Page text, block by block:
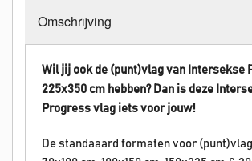
Omschrijving
Wil jij ook de (punt)vlag van Intersekse
225x350 cm hebben? Dan is deze
Progress vlag iets voor jouw!
De standaaard formaten voor